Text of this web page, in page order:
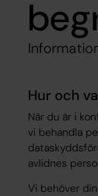
Hur och
När du är i
vi behandla
avlidnes
Vi behöver